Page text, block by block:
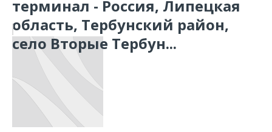
терминал - Россия, Липецкая
область, Тербунский район,
село Вторые Тербун...